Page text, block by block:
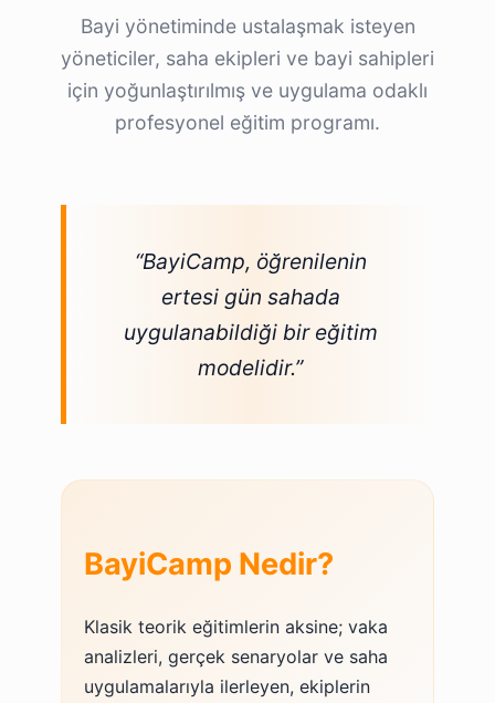
Bayi yönetiminde ustalaşmak isteyen
yöneticiler, saha ekipleri ve bayi sahipleri
için yoğunlaştırılmış ve uygulama odaklı
profesyonel eğitim programı.
“BayiCamp, öğrenilenin
ertesi gün sahada
uygulanabildiği bir eğitim
modelidir.”
BayiCamp Nedir?
Klasik teorik eğitimlerin aksine; vaka
analizleri, gerçek senaryolar ve saha
uygulamalarıyla ilerleyen, ekiplerin